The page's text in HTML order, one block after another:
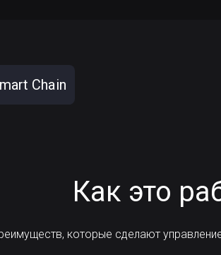
Chain
Как это
которые сделают